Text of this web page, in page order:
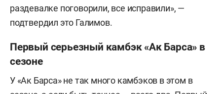
раздевалке поговорили, все исправили», —
подтвердил это Галимов.
Первый серьезный камбэк «Ак Барса» в
сезоне
У «Ак Барса» не так много камбэков в этом в